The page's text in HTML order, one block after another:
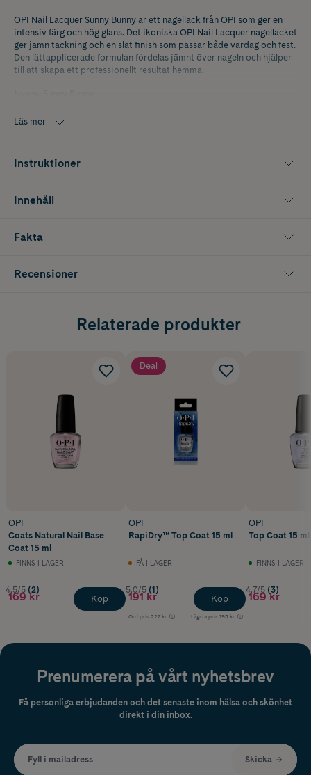
OPI Nail Lacquer Sunny Bunny är ett nagellack från OPI som ger en
intensiv färg och hög glans. Det ikoniska OPI Nail Lacquer nagellacket
ger jämn täckning och en slät finish som passar både vardag och fest.
Den lättapplicerade formulan fördelas jämnt över nageln och hjälper
till att skapa ett professionellt resultat hemma.
Läs mer
Instruktioner
Innehåll
Fakta
Recensioner
Relaterade produkter
OPI
Coats Natural Nail Base
Coat 15 ml
FINNS I LAGER
4.5/5 (2)
169 kr Köp
Deal
OPI
RapiDry™ Top Coat 15 ml
FÅ I LAGER
5.0/5 (1)
191 kr
Ord.pris 227 kr Lägsta pris 193 kr
Köp
OPI
Top Coat 15 ml
FINNS I LAGER
4.7/5 (3)
169 kr
Prenumerera på vårt nyhetsbrev
Få personliga erbjudanden och det senaste inom hälsa och skönhet
direkt i din inbox.
Fyll i mailadress Skicka